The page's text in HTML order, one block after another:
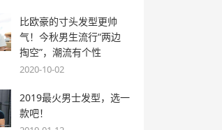
比欧豪的寸头发型更帅
气！今秋男生流行“两边
掏空”，潮流有个性
2020-10-02
2019最火男士发型，选一
款吧！